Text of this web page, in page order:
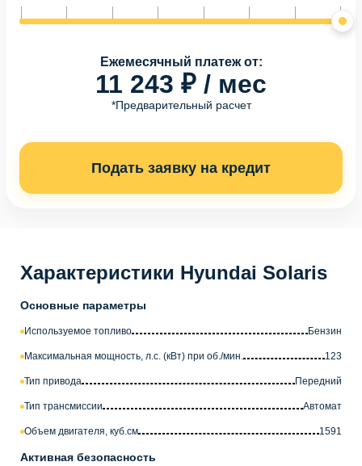
Ежемесячный платеж от:
11 243 ₽ / мес
*Предварительный расчет
Подать заявку на кредит
Характеристики Hyundai Solaris
Основные параметры
Используемое топливо Бензин
Максимальная мощность, л.с. (кВт) при об./мин. 123
Тип привода Передний
Тип трансмиссии Автомат
Объем двигателя, куб.см 1591
Активная безопасность